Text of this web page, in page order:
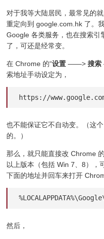
对于我等大陆居民，最常见的
重定向到 google.com.hk 了。
Google 各类服务，也在搜索
了，可还是经常变。
在 Chrome 的“设置 ——>搜索
索地址手动设定为，
https://
也不能保证它不自动变。（这
的。）
那么，就只能直接改 Chrome
以上版本（包括 Win 7、8），
下面的地址并回车来打开
然后，